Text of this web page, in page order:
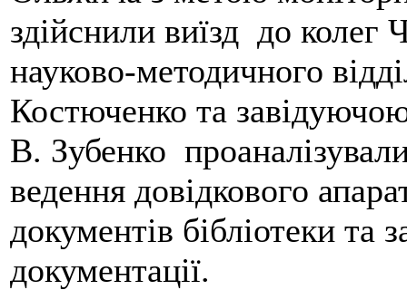
здійснили виїзд до колег
науково-методичного
Костюченко та
В. Зубенко
ведення довідкового
документів бібліотеки та
документації.